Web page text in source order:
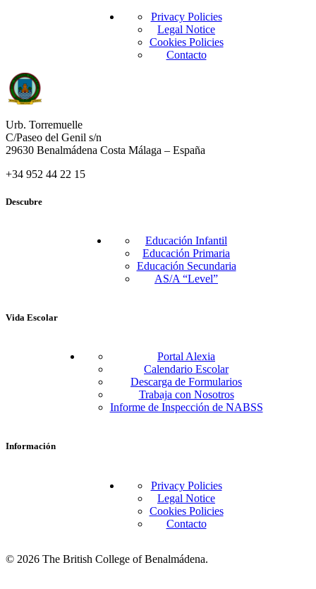
Privacy Policies
Legal Notice
Cookies Policies
Contacto
Urb. Torremuelle
C/Paseo del Genil s/n
29630 Benalmádena Costa Málaga – España
+34 952 44 22 15
Descubre
Educación Infantil
Educación Primaria
Educación Secundaria
AS/A “Level”
Vida Escolar
Portal Alexia
Calendario Escolar
Descarga de Formularios
Trabaja con Nosotros
Informe de Inspección de NABSS
Información
Privacy Policies
Legal Notice
Cookies Policies
Contacto
© 2026 The British College of Benalmádena.